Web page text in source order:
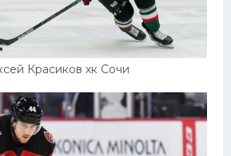
Красиков хк Сочи